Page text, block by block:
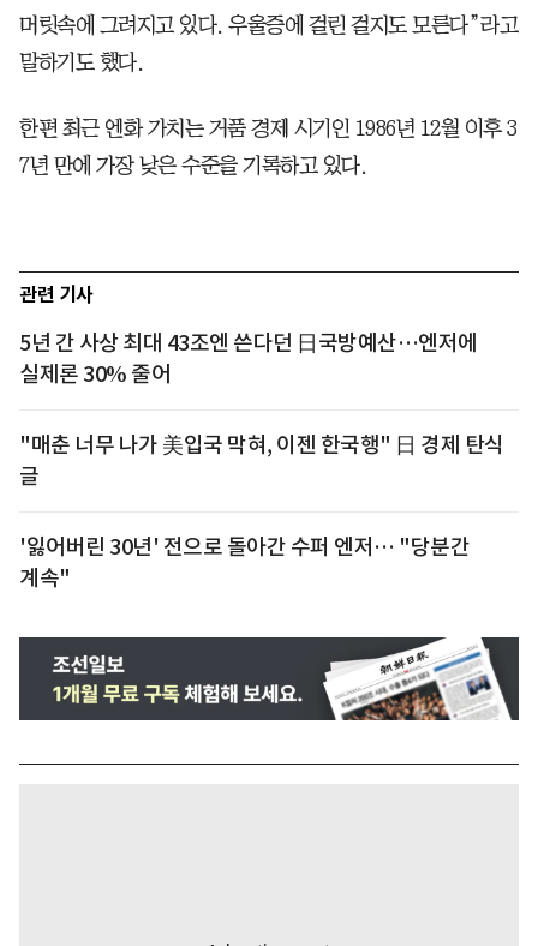
머릿속에 그려지고 있다. 우울증에 걸린 걸지도 모른다”라고
말하기도 했다.
한편 최근 엔화 가치는 거품 경제 시기인 1986년 12월 이후 3
7년 만에 가장 낮은 수준을 기록하고 있다.
관련 기사
5년 간 사상 최대 43조엔 쓴다던 日국방예산…엔저에
실제론 30% 줄어
"매춘 너무 나가 美입국 막혀, 이젠 한국행" 日 경제 탄식
글
'잃어버린 30년' 전으로 돌아간 수퍼 엔저… "당분간
계속"